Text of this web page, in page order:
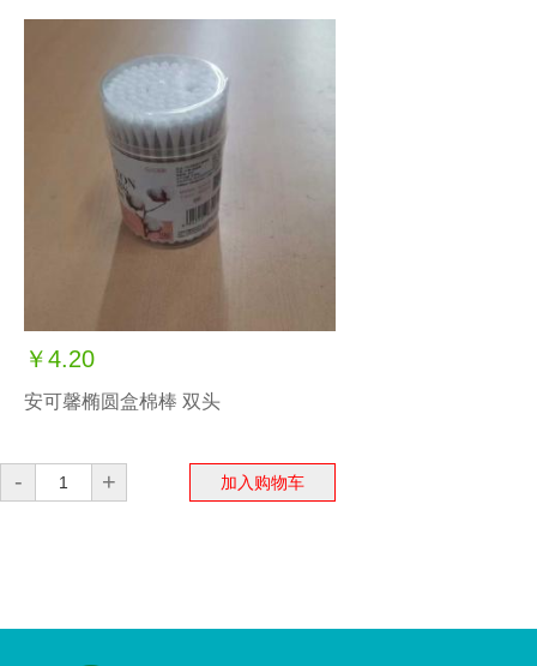
￥4.20
安可馨椭圆盒棉棒 双头
- + 加入购物车